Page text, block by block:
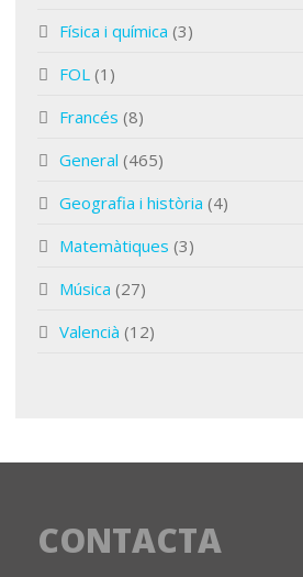
Física i química (3)
FOL (1)
Francés (8)
General (465)
Geografia i història (4)
Matemàtiques (3)
Música (27)
Valencià (12)
CONTACTA